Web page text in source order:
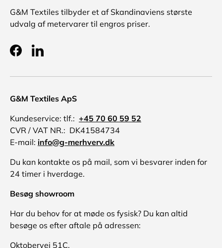
G&M Textiles tilbyder et af Skandinaviens største
udvalg af metervarer til engros priser.
FacebookLinkedIn
G&M Textiles ApS
Kundeservice: tlf.: +45 70 60 59 52
CVR / VAT NR.: DK41584734
E-mail: info@g-merhverv.dk
Du kan kontakte os på mail, som vi besvarer inden for
24 timer i hverdage.
Besøg showroom
Har du behov for at møde os fysisk? Du kan altid
besøge os efter aftale på adressen:
Oktobervej 51C,